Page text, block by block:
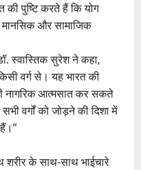
की पुष्टि करते हैं कि योग
मानसिक और सामाजिक
स्वास्तिक सुरेश ने कहा,
वर्ग से। यह भारत की
नागरिक आत्मसात कर सकते
वर्गों को जोड़ने की दिशा में
शरीर के साथ-साथ भाईचारे